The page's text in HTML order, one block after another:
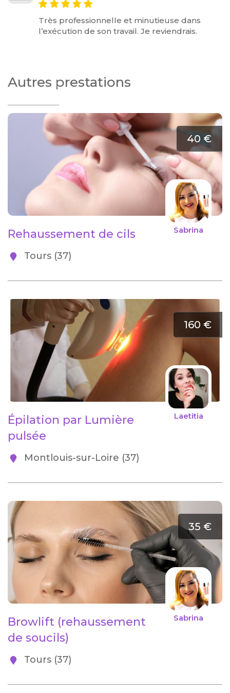
Très professionnelle et minutieuse dans
l’exécution de son travail. Je reviendrais.
Autres prestations
40 €
Sabrina
Rehaussement de cils
Tours (37)
160 €
Laetitia
Épilation par Lumière
pulsée
Montlouis-sur-Loire (37)
35 €
Sabrina
Browlift (rehaussement
de soucils)
Tours (37)